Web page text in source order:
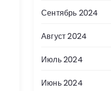
Сентябрь 2024
Август 2024
Июль 2024
Июнь 2024